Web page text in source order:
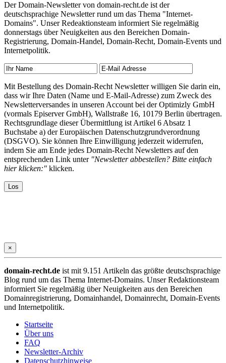
Der Domain-Newsletter von domain-recht.de ist der
deutschsprachige Newsletter rund um das Thema "Internet-
Domains". Unser Redeaktionsteam informiert Sie regelmäßig
donnerstags über Neuigkeiten aus den Bereichen Domain-
Registrierung, Domain-Handel, Domain-Recht, Domain-Events und
Internetpolitik.
Mit Bestellung des Domain-Recht Newsletter willigen Sie darin ein,
dass wir Ihre Daten (Name und E-Mail-Adresse) zum Zweck des
Newsletterversandes in unseren Account bei der Optimizly GmbH
(vormals Episerver GmbH), Wallstraße 16, 10179 Berlin übertragen.
Rechtsgrundlage dieser Übermittlung ist Artikel 6 Absatz 1
Buchstabe a) der Europäischen Datenschutzgrundverordnung
(DSGVO). Sie können Ihre Einwilligung jederzeit widerrufen,
indem Sie am Ende jedes Domain-Recht Newsletters auf den
entsprechenden Link unter "Newsletter abbestellen? Bitte einfach
hier klicken:" klicken.
×
domain-recht.de ist mit 9.151 Artikeln das größte deutschsprachige
Blog rund um das Thema Internet-Domains. Unser Redaktionsteam
informiert Sie regelmäßig über Neuigkeiten aus den Bereichen
Domainregistrierung, Domainhandel, Domainrecht, Domain-Events
und Internetpolitik.
Startseite
Über uns
FAQ
Newsletter-Archiv
Datenschutzhinweise